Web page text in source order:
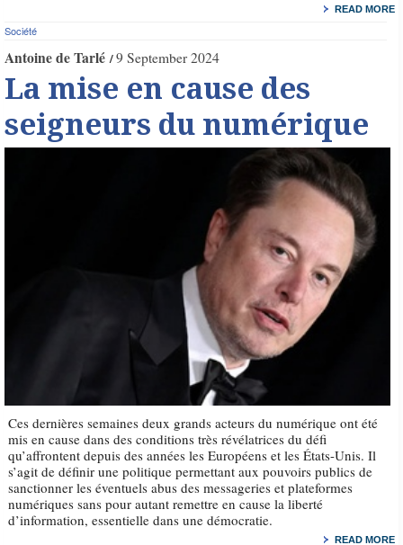
READ MORE
Société
Antoine de Tarlé 9 September 2024
La mise en cause des
seigneurs du numérique
Ces dernières semaines deux grands acteurs du numérique ont été
mis en cause dans des conditions très révélatrices du défi
qu’affrontent depuis des années les Européens et les États-Unis. Il
s’agit de définir une politique permettant aux pouvoirs publics de
sanctionner les éventuels abus des messageries et plateformes
numériques sans pour autant remettre en cause la liberté
d’information, essentielle dans une démocratie.
READ MORE